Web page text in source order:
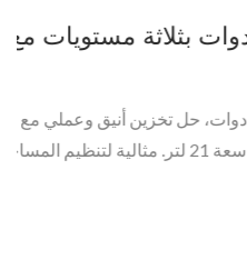
مشروع محمولة
ومخصصة. اتصل بنا للحصول على
حلول...